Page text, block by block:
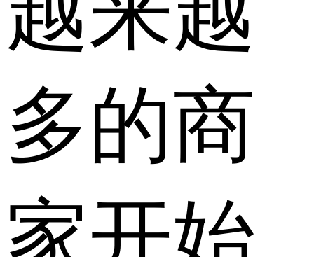
多的商
家开始